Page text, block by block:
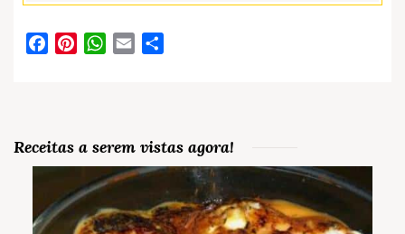
FacebookPinterestWhatsApp
Email
Receitas a serem vistas agora!